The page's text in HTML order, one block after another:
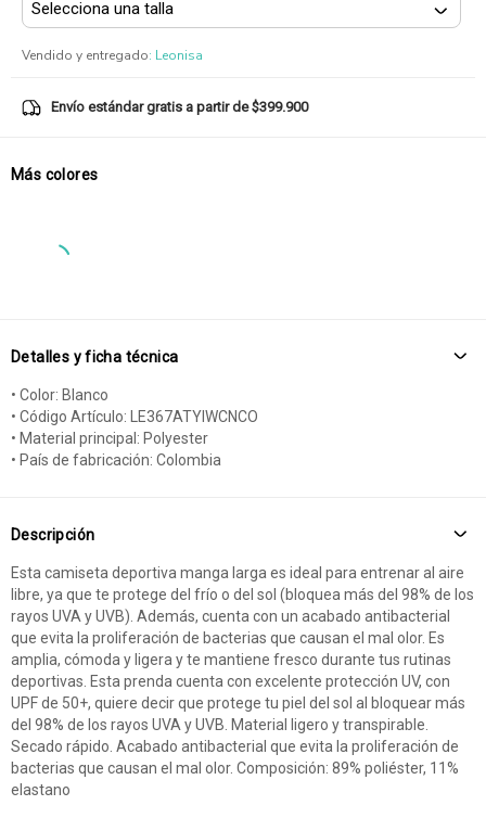
Vendido y entregado: Leonisa
Envío estándar gratis a partir de $399.900
Más colores
Detalles y ficha técnica
• Color: Blanco
• Código Artículo: LE367ATYIWCNCO
• Material principal: Polyester
• País de fabricación: Colombia
Descripción
Esta camiseta deportiva manga larga es ideal para entrenar al aire
libre, ya que te protege del frío o del sol (bloquea más del 98% de los
rayos UVA y UVB). Además, cuenta con un acabado antibacterial
que evita la proliferación de bacterias que causan el mal olor. Es
amplia, cómoda y ligera y te mantiene fresco durante tus rutinas
deportivas. Esta prenda cuenta con excelente protección UV, con
UPF de 50+, quiere decir que protege tu piel del sol al bloquear más
del 98% de los rayos UVA y UVB. Material ligero y transpirable.
Secado rápido. Acabado antibacterial que evita la proliferación de
bacterias que causan el mal olor. Composición: 89% poliéster, 11%
elastano